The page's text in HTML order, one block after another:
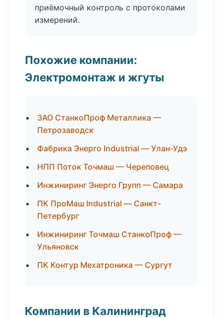
приёмочный контроль с протоколами
измерений.
Похожие компании:
Электромонтаж и жгуты
ЗАО СтанкоПроф Металлика —
Петрозаводск
Фабрика Энерго Industrial — Улан-Удэ
НПП Поток Точмаш — Череповец
Инжиниринг Энерго Групп — Самара
ПК ПроМаш Industrial — Санкт-
Петербург
Инжиниринг Точмаш СтанкоПроф —
Ульяновск
ПК Контур Мехатроника — Сургут
Компании в Калининград